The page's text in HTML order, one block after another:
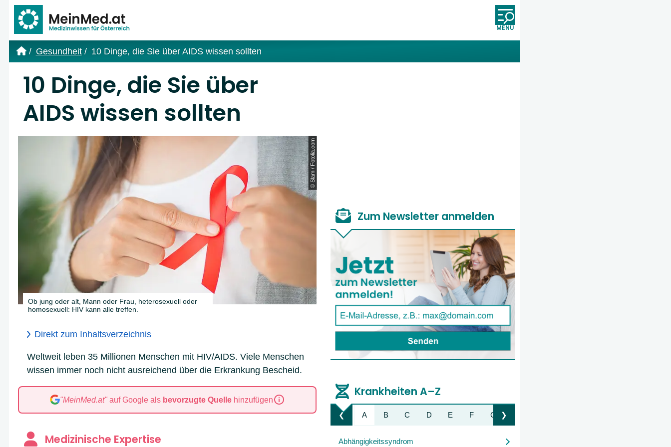
Öffnet und schließt die
Gesundheit 10 Dinge, die Sie über AIDS wissen sollten
10 Dinge, die Sie über
AIDS wissen sollten
Ob jung oder alt, Mann oder Frau, heterosexuell oder
homosexuell: HIV kann alle treffen.
© Slam / Fotolia.com
Direkt zum Inhaltsverzeichnis
Weltweit leben 35 Millionen Menschen mit HIV/AIDS. Viele Menschen
wissen immer noch nicht ausreichend über die Erkrankung Bescheid.
"MeinMed.at"auf Google als bevorzugte Quellehinzufügen
Medizinische Expertise
Zum Newsletter anmelden
Krankheiten A–Z
❮Liste nach links bewegen
A B C D E F G ❯Liste nach rechts bewegen
Abhängigkeitssyndrom